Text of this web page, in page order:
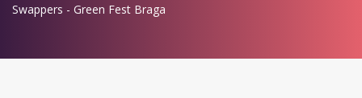
Swappers - Green Fest Braga